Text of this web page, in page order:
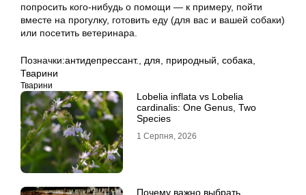
попросить кого-нибудь о помощи — к примеру, пойти
вместе на прогулку, готовить еду (для вас и вашей собаки)
или посетить ветеринара.
Позначки:антидепрессант. для природный собака
Тварини
Тварини
Lobelia inflata vs Lobelia
cardinalis: One Genus, Two
Species
1 Серпня, 2026
Почему важно выбрать